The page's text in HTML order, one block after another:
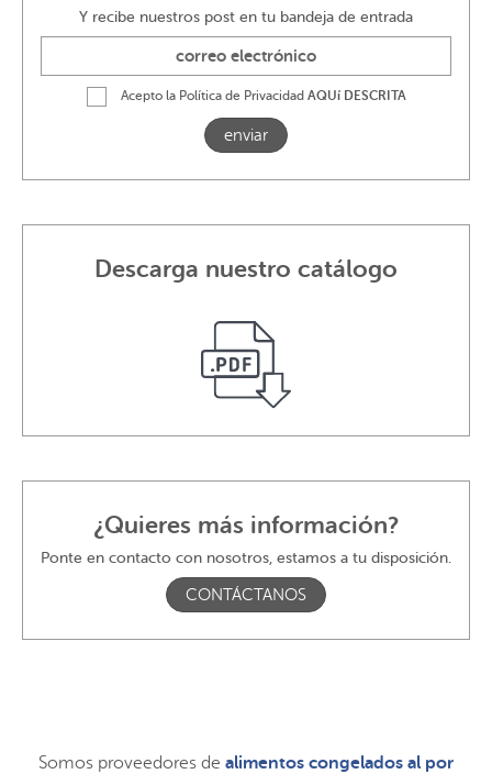
Y recibe nuestros post en tu bandeja de entrada
Acepto la Política de Privacidad AQUí DESCRITA
enviar
Descarga nuestro catálogo
¿Quieres más información?
Ponte en contacto con nosotros, estamos a tu disposición.
CONTÁCTANOS
Somos proveedores de alimentos congelados al por